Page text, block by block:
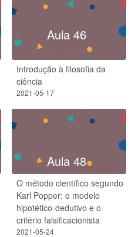
Aula 46
Introdução à filosofia da
ciência
2021-05-17
Aula 48
O método científico segundo
Karl Popper: o modelo
hipotético-dedutivo e o
critério falsificacionista
2021-05-24